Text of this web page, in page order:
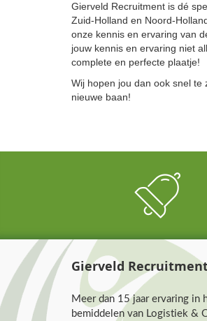
Gierveld Recruitment is dé
Zuid-Holland en Noord-
onze kennis en ervaring van
jouw kennis en ervaring niet
complete en perfecte plaatje!
Wij hopen jou dan ook snel
nieuwe baan!
Gierveld
Meer dan 15 jaar ervaring in
bemiddelen van Logistiek &